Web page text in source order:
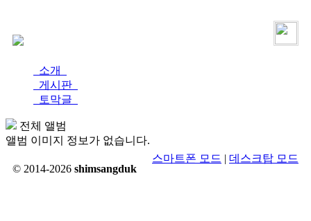
소개
게시판
토막글
전체 앨범
앨범 이미지 정보가 없습니다.
© 2014-2026 shimsangduk
스마트폰 모드 | 데스크탑 모드